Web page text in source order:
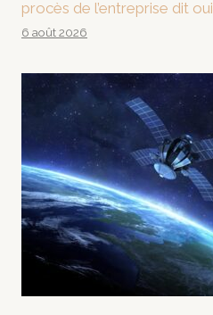
procès de l’entreprise dit oui
6 août 2026